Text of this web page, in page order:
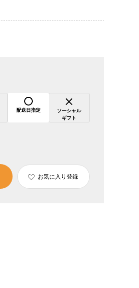
配送日指定
ソーシャル
ギフト
お気に入り登録